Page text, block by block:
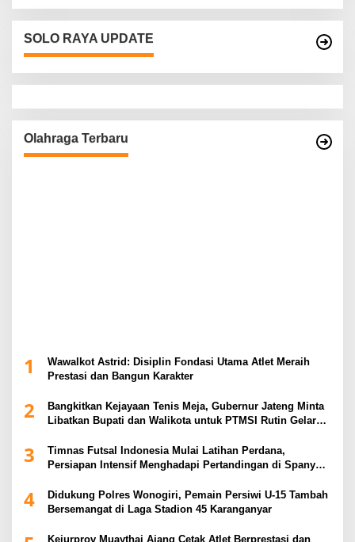
SOLO RAYA UPDATE
Olahraga Terbaru
1
Wawalkot Astrid: Disiplin Fondasi Utama Atlet Meraih
Prestasi dan Bangun Karakter
2
Bangkitkan Kejayaan Tenis Meja, Gubernur Jateng Minta
Libatkan Bupati dan Walikota untuk PTMSI Rutin Gelar
3
Timnas Futsal Indonesia Mulai Latihan Perdana,
Persiapan Intensif Menghadapi Pertandingan di Spanyol
4
Didukung Polres Wonogiri, Pemain Persiwi U-15 Tambah
Bersemangat di Laga Stadion 45 Karanganyar
Kejurprov Muaythai Ajang Cetak Atlet Berprestasi dan